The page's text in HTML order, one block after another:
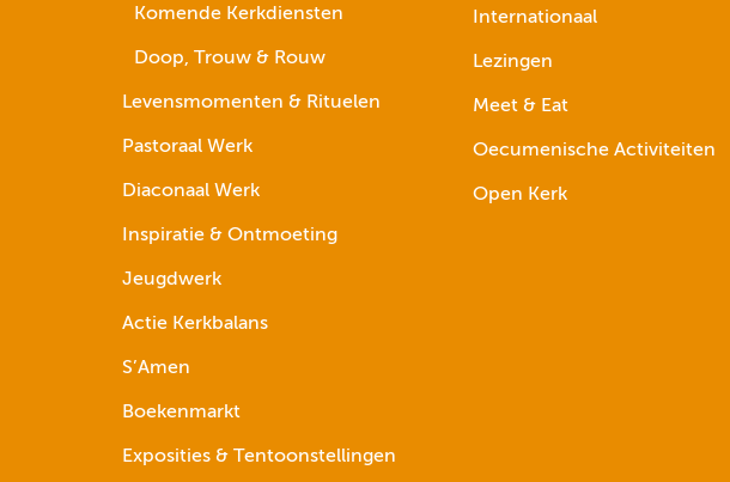
Komende Kerkdiensten
Doop, Trouw & Rouw
Levensmomenten & Rituelen
Pastoraal Werk
Diaconaal Werk
Inspiratie & Ontmoeting
Jeugdwerk
Actie Kerkbalans
S’Amen
Boekenmarkt
Exposities & Tentoonstellingen
Internationaal
Lezingen
Meet & Eat
Oecumenische Activiteiten
Open Kerk